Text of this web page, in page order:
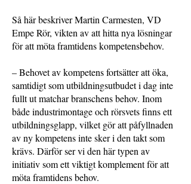
Så här beskriver Martin Carmesten, VD
Empe Rör, vikten av att hitta nya lösningar
för att möta framtidens kompetensbehov.
– Behovet av kompetens fortsätter att öka,
samtidigt som utbildningsutbudet i dag inte
fullt ut matchar branschens behov. Inom
både industrimontage och rörsvets finns ett
utbildningsglapp, vilket gör att påfyllnaden
av ny kompetens inte sker i den takt som
krävs. Därför ser vi den här typen av
initiativ som ett viktigt komplement för att
möta framtidens behov.